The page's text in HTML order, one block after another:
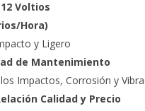
Voltios
Hora)
y Ligero
de Mantenimiento
Impactos, Corrosión y
Calidad y Precio